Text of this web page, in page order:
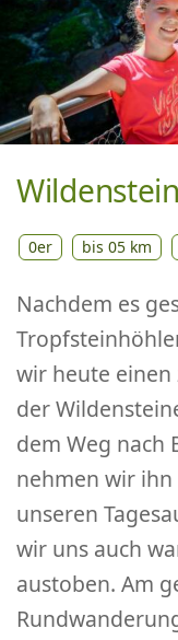
0er bis 05 km
Nachdem es
wir heute einen
der
dem Weg nach
nehmen wir
unseren
wir uns auch
austoben. Am